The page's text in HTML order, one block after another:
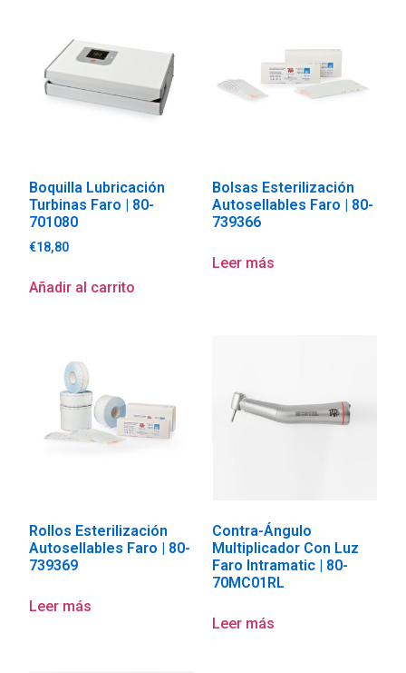
Boquilla Lubricación
Turbinas Faro | 80-
701080
€18,80
Añadir al carrito
Bolsas Esterilización
Autosellables Faro | 80-
739366
Leer más
Rollos Esterilización
Autosellables Faro | 80-
739369
Leer más
Contra-Ángulo
Multiplicador Con Luz
Faro Intramatic | 80-
70MC01RL
Leer más